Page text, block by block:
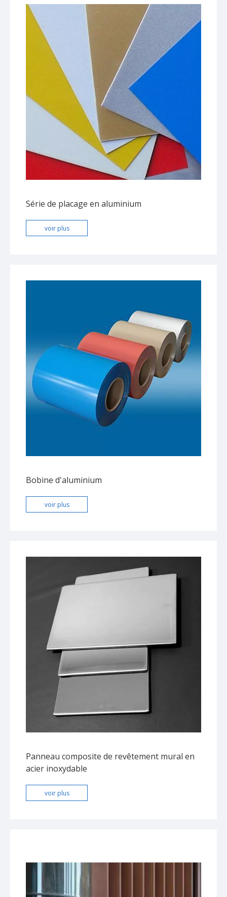
Série de placage en aluminium
voir plus
Bobine d'aluminium
voir plus
Panneau composite de revêtement mural en
acier inoxydable
voir plus